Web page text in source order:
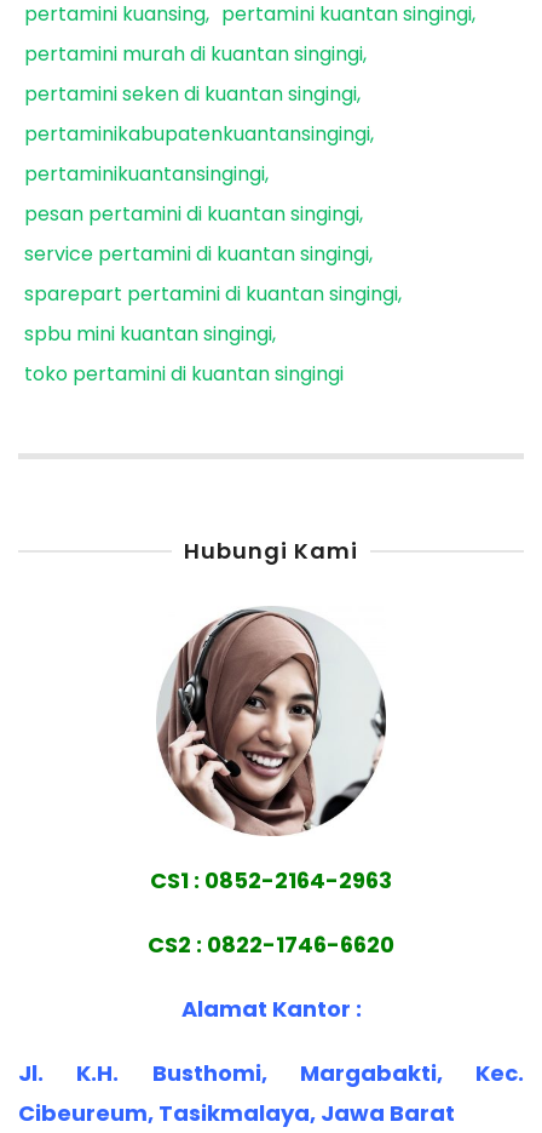
pertamini kuansing
pertamini kuantan singingi
pertamini murah di kuantan singingi
pertamini seken di kuantan singingi
pertaminikabupatenkuantansingingi
pertaminikuantansingingi
pesan pertamini di kuantan singingi
service pertamini di kuantan singingi
sparepart pertamini di kuantan singingi
spbu mini kuantan singingi
toko pertamini di kuantan singingi
Hubungi Kami
CS1 : 0852-2164-2963
CS2 : 0822-1746-6620
Alamat Kantor :
Jl. K.H. Busthomi, Margabakti, Kec.
Cibeureum, Tasikmalaya, Jawa Barat